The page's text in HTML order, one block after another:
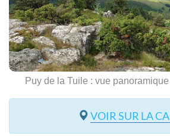
Puy de la Tuile : vue
VOIR SUR LA